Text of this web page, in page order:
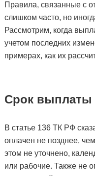
Правила, связанные с
слишком часто, но
Рассмотрим, когда
учетом последних
примерах, как их
Срок выплаты
В статье 136 ТК РФ
оплачен не позднее,
этом не уточнено,
или рабочие. Также не